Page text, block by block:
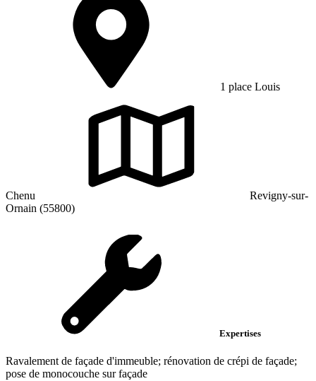
1 place Louis
Chenu
Revigny-sur-
Ornain (55800)
Expertises
Ravalement de façade d'immeuble; rénovation de crépi de façade;
pose de monocouche sur façade